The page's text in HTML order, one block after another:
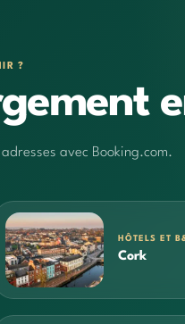
?
avec Booking.com.
HÔTELS ET
Cork